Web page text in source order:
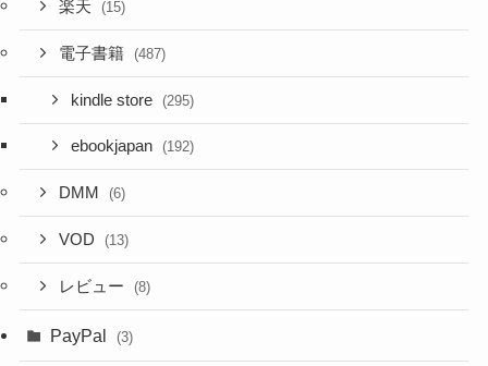
楽天 (15)
電子書籍 (487)
kindle store (295)
ebookjapan (192)
DMM (6)
VOD (13)
レビュー (8)
PayPal (3)